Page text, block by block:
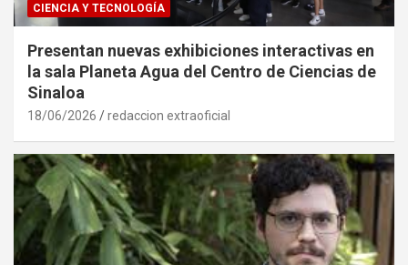
CIENCIA Y TECNOLOGÍA
Presentan nuevas exhibiciones interactivas en
la sala Planeta Agua del Centro de Ciencias de
Sinaloa
18/06/2026 redaccion extraoficial